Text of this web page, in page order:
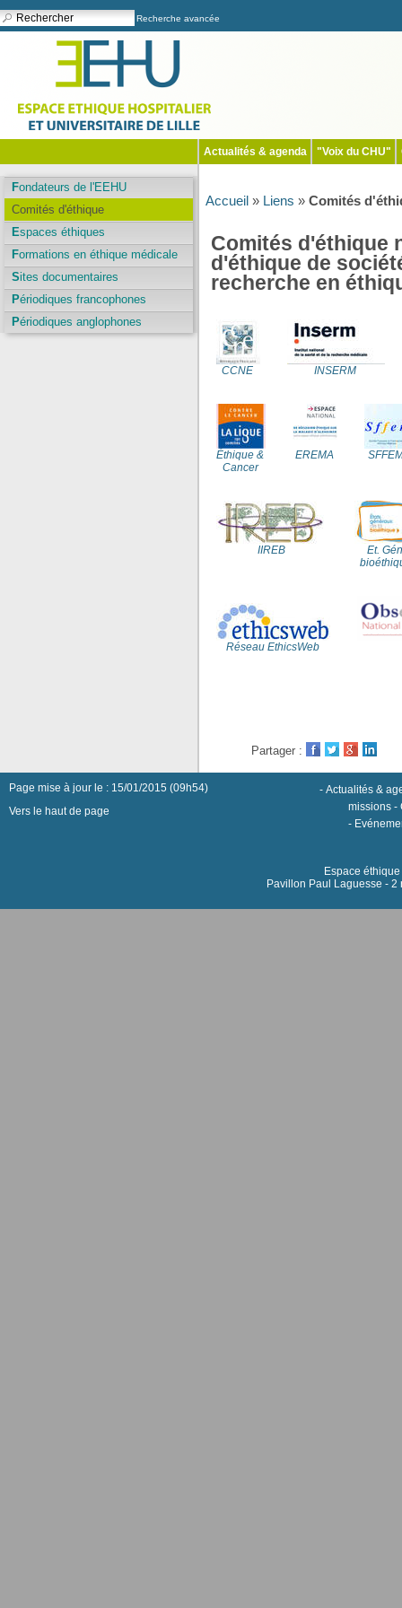
Recherche avancée
Actualités & agenda "Voix du CHU"
Fondateurs de l'EEHU
Comités d'éthique
Espaces éthiques
Formations en éthique médicale
Sites documentaires
Périodiques francophones
Périodiques anglophones
Accueil » Liens » Comités
Comités d'éthique
d'éthique de
recherche en
CCNE INSERM
Éthique &
Cancer
EREMA
IIREB
Et.
Réseau EthicsWeb
Partager :
Page mise à jour le : 15/01/2015 (09h54)
Vers le haut de page
-Actualités &
missions -
-
Espace
Pavillon Paul Laguesse -